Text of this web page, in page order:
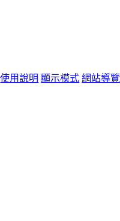
使用說明 顯示模式 網站導覽